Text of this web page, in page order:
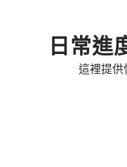
日常進
這裡提供